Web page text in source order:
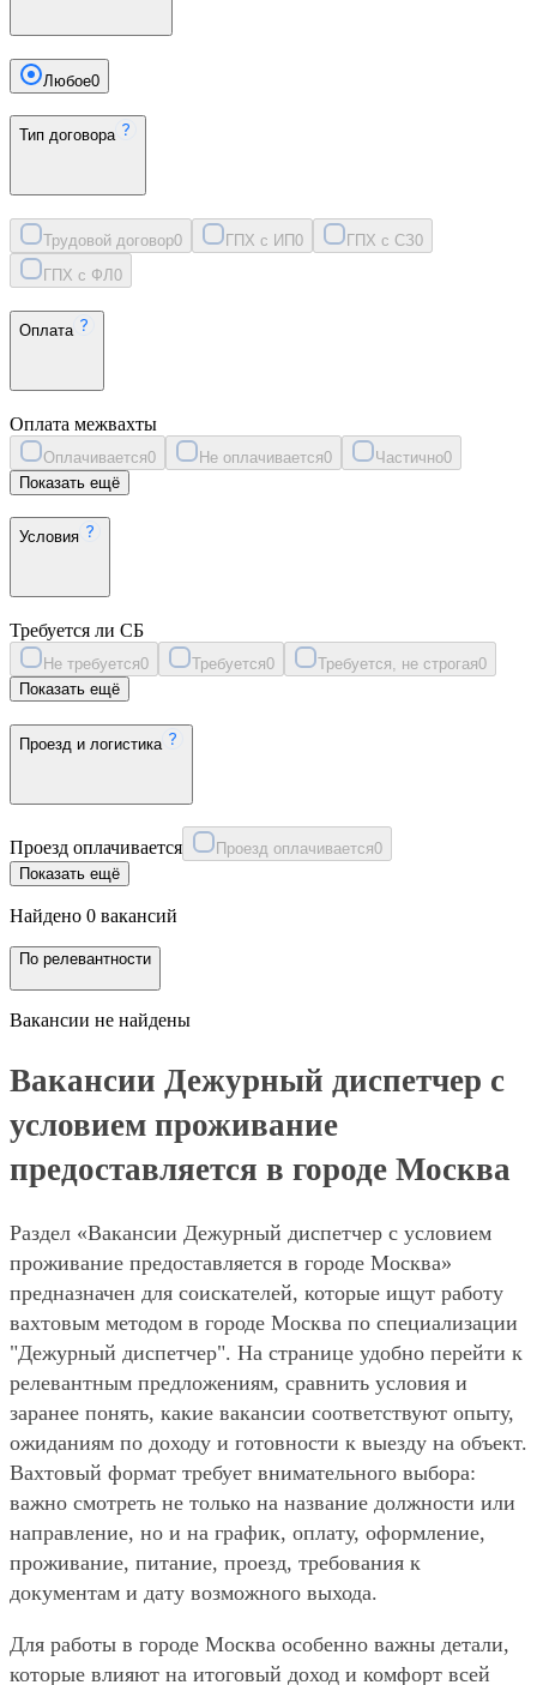
Любое0
Тип договора
Трудовой договор0 ГПХ с ИП0 ГПХ с СЗ0
ГПХ с ФЛ 0
Оплата
Оплата межвахты
Оплачивается0 Не оплачивается0 Частично0
Показать ещё
Условия
Требуется ли СБ
Не требуется0 Требуется0 Требуется, не строгая0
Показать ещё
Проезд и логистика
Проезд оплачивается Проезд оплачивается0
Показать ещё
Найдено 0 вакансий
По релевантности
Вакансии не найдены
Вакансии Дежурный диспетчер с
условием проживание
предоставляется в городе Москва
Раздел «Вакансии Дежурный диспетчер с условием
проживание предоставляется в городе Москва»
предназначен для соискателей, которые ищут работу
вахтовым методом в городе Москва по специализации
"Дежурный диспетчер". На странице удобно перейти к
релевантным предложениям, сравнить условия и
заранее понять, какие вакансии соответствуют опыту,
ожиданиям по доходу и готовности к выезду на объект.
Вахтовый формат требует внимательного выбора:
важно смотреть не только на название должности или
направление, но и на график, оплату, оформление,
проживание, питание, проезд, требования к
документам и дату возможного выхода.
Для работы в городе Москва особенно важны детали,
которые влияют на итоговый доход и комфорт всей